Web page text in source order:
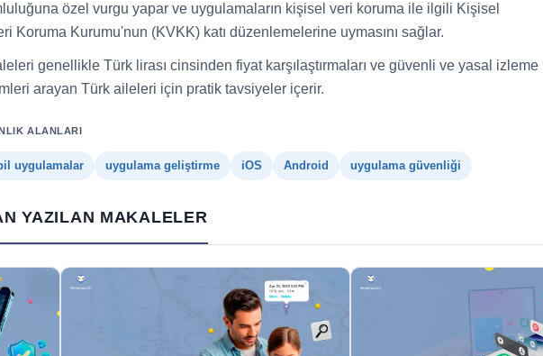
özel vurgu yapar ve uygulamaların kişisel veri koruma ile ilgili Kişisel
Koruma Kurumu'nun (KVKK) katı düzenlemelerine uymasını sağlar.
genellikle Türk lirası cinsinden fiyat karşılaştırmaları ve güvenli ve yasal izleme
arayan Türk aileleri için pratik tavsiyeler içerir.
ALANLARI
uygulamalar uygulama geliştirme iOS Android uygulama güvenliği
YAZILAN MAKALELER